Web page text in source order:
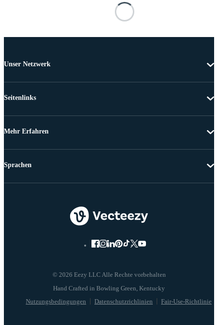
Unser Netzwerk
Seitenlinks
Mehr Erfahren
© 2026 Eezy LLC Alle Rechte vorbehalten
Nutzungsbedingungen Datenschutzrichlinien Fair-Use-Richtlinie
Sprachen